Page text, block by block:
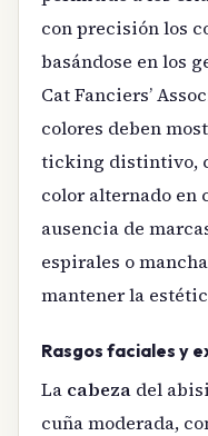
con precisión los
basándose en los
Cat Fanciers’
colores deben
ticking distintivo,
color alternado en
ausencia de
espirales o
mantener la
Rasgos faciales y
La cabeza del
cuña moderada,